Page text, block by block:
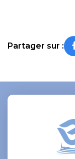
Partager sur :